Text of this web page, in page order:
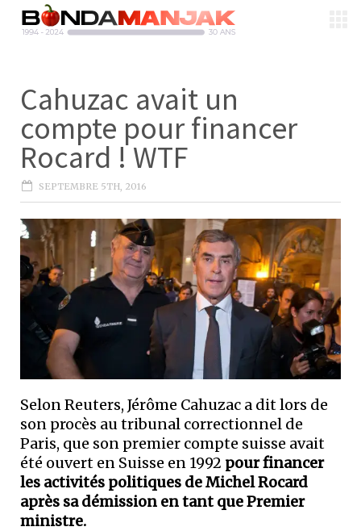
Cahuzac avait un
compte pour financer
Rocard ! WTF
SEPTEMBRE 5TH, 2016
Selon Reuters, Jérôme Cahuzac a dit lors de
son procès au tribunal correctionnel de
Paris, que son premier compte suisse avait
été ouvert en Suisse en 1992 pour financer
les activités politiques de Michel Rocard
après sa démission en tant que Premier
ministre.